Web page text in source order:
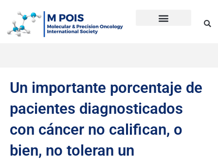
contenido
Un importante porcentaje de
pacientes diagnosticados
con cáncer no califican, o
bien, no toleran un